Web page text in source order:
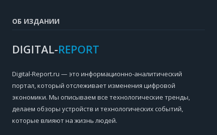
ОБ ИЗДАНИИ
DIGITAL-REPORT
Digital-Report.ru — это информационно-аналитический
портал, который отслеживает изменения цифровой
экономики. Мы описываем все технологические тренды,
делаем обзоры устройств и технологических событий,
которые влияют на жизнь людей.